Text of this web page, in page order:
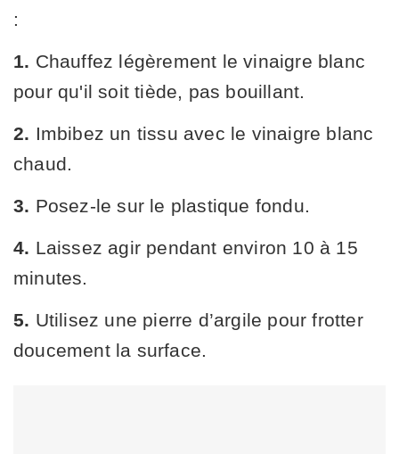
:
1. Chauffez légèrement le vinaigre blanc
pour qu'il soit tiède, pas bouillant.
2. Imbibez un tissu avec le vinaigre blanc
chaud.
3. Posez-le sur le plastique fondu.
4. Laissez agir pendant environ 10 à 15
minutes.
5. Utilisez une pierre d’argile pour frotter
doucement la surface.